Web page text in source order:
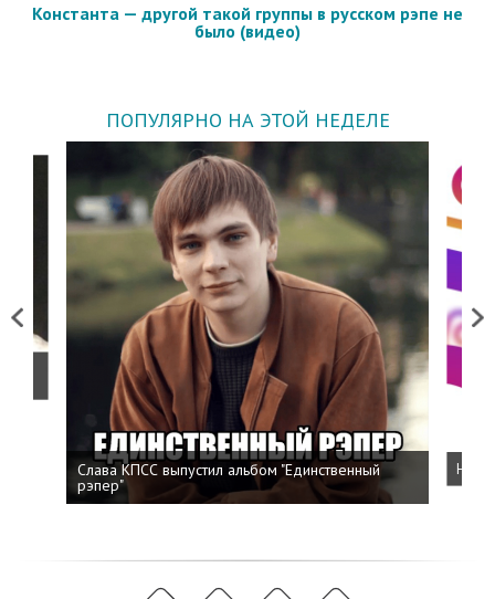
Константа — другой такой группы в русском рэпе не
было (видео)
ПОПУЛЯРНО НА ЭТОЙ НЕДЕЛЕ
Previous
Слава КПСС выпустил альбом "Единственный
рэпер"
Next